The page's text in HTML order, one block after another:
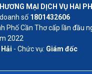
MẠI DỊCH VỤ HAI
số 1801432606
Phố Cần Thơ cấp lần đầu
2022
- Chức vụ: Giám đốc